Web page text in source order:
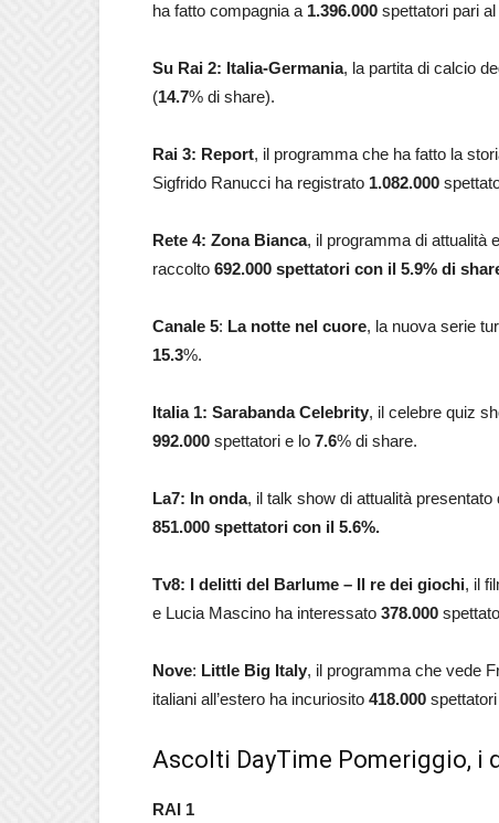
ha fatto compagnia a 1.396.000 spettatori pari al
Su Rai 2: Italia-Germania, la partita di calcio
(14.7% di share).
Rai 3: Report, il programma che ha fatto la
Sigfrido Ranucci ha registrato 1.082.000
Rete 4: Zona Bianca, il programma di attualità
raccolto 692.000 spettatori con il 5.9% di
Canale 5: La notte nel cuore, la nuova serie
15.3%.
Italia 1: Sarabanda Celebrity, il celebre quiz
992.000 spettatori e lo 7.6% di share.
La7: In onda, il talk show di attualità
851.000 spettatori con il 5.6%.
Tv8: I delitti del Barlume – Il re dei giochi, il
e Lucia Mascino ha interessato 378.000
Nove: Little Big Italy, il programma che vede
italiani all’estero ha incuriosito 418.000
Ascolti DayTime Pomeriggio, i
RAI 1